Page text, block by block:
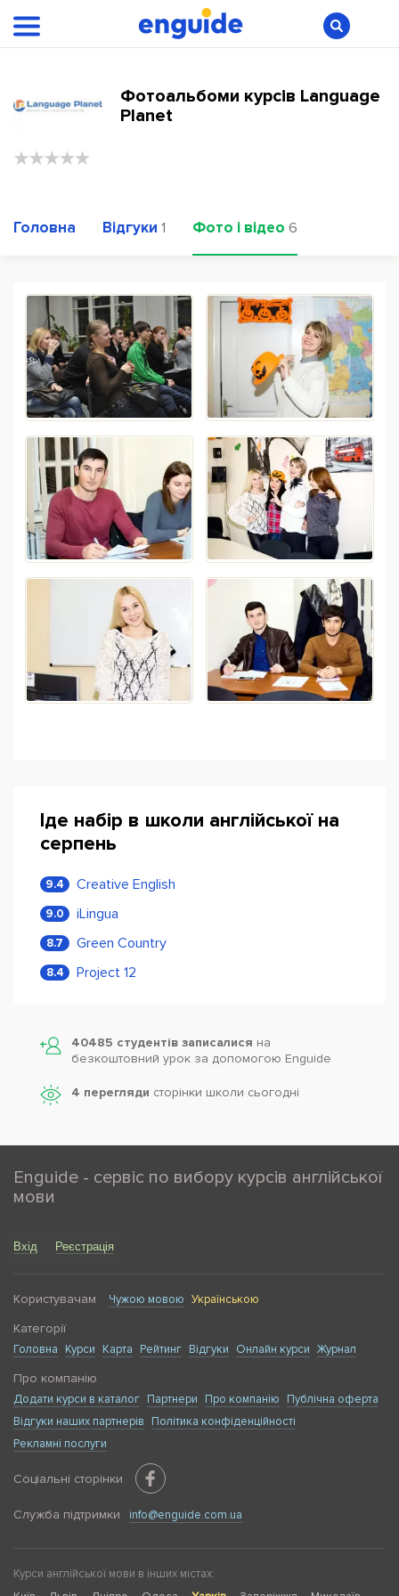
Фотоальбоми курсів Language
Planet
Головна Відгуки 1 Фото і відео 6
Іде набір в школи англійської на
серпень
9.4 Creative English
9.0 iLingua
8.7 Green Country
8.4 Project 12
40485 студентів записалися на
безкоштовний урок за допомогою Enguide
4 перегляди сторінки школи cьогодні
Enguide - сервіс по вибору курсів англійської
мови
Вхід Реєстрація
Користувачам Чужою мовою Українською
Категорії
Головна Курси Карта Рейтинг Відгуки Онлайн курси Журнал
Про компанію
Додати курси в каталог Партнери Про компанію
Публічна оферта
Відгуки наших партнерів
Політика конфіденційності
Рекламні послуги
Соціальні сторінки
Служба підтримки info@enguide.com.ua
Курси англійської мови в інших містах: